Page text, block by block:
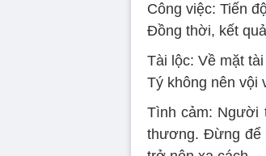
Công việc: Tiến
Đồng thời, kết
Tài lộc: Về mặt
Tý không nên vội
Tình cảm: Người
thương. Đừng để